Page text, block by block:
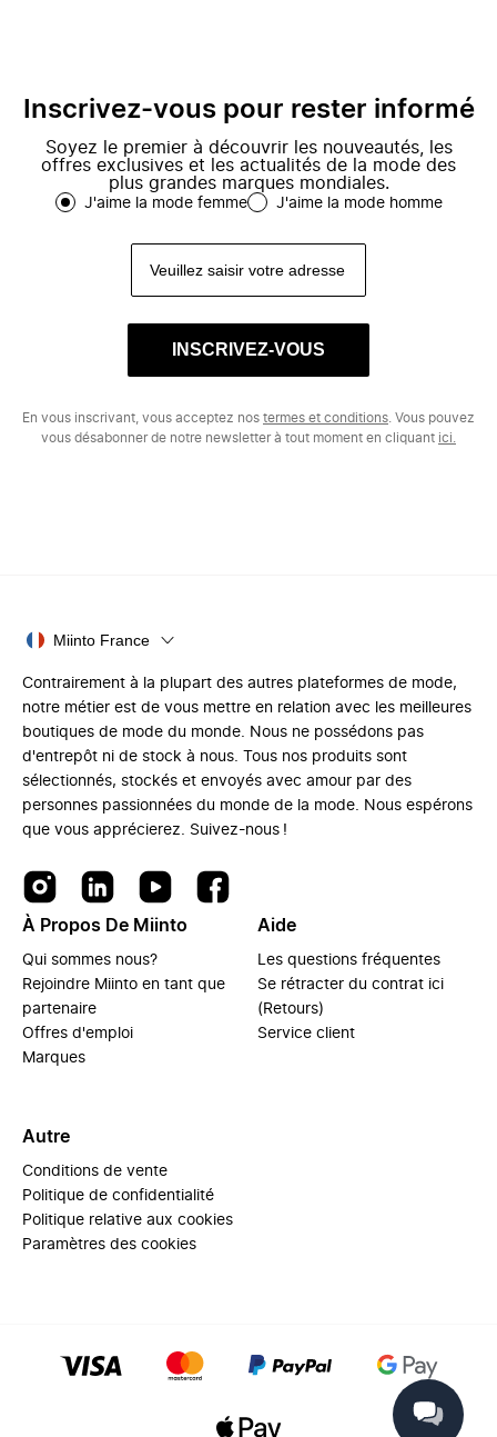
Inscrivez-vous pour rester informé
Soyez le premier à découvrir les nouveautés, les
offres exclusives et les actualités de la mode des
plus grandes marques mondiales.
J'aime la mode femme J'aime la mode homme
INSCRIVEZ-VOUS
En vous inscrivant, vous acceptez nos termes et conditions . Vous pouvez
vous désabonner de notre newsletter à tout moment en cliquant ici.
Miinto France
Contrairement à la plupart des autres plateformes de mode,
notre métier est de vous mettre en relation avec les meilleures
boutiques de mode du monde. Nous ne possédons pas
d'entrepôt ni de stock à nous. Tous nos produits sont
sélectionnés, stockés et envoyés avec amour par des
personnes passionnées du monde de la mode. Nous espérons
que vous apprécierez. Suivez-nous !
À Propos De Miinto
Qui sommes nous?
Rejoindre Miinto en tant que
partenaire
Offres d'emploi
Marques
Aide
Les questions fréquentes
Se rétracter du contrat ici
(Retours)
Service client
Autre
Conditions de vente
Politique de confidentialité
Politique relative aux cookies
Paramètres des cookies